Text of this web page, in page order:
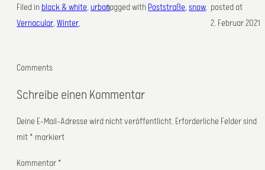
Filed in black & white, urban,
Vernacular, Winter,
tagged with Poststraße, snow, posted at
2. Februar 2021
Comments
Schreibe einen Kommentar
Deine E-Mail-Adresse wird nicht veröffentlicht. Erforderliche Felder sind
mit * markiert
Kommentar *